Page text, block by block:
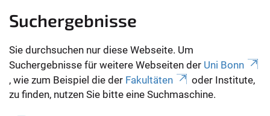
Suchergebnisse
Sie durchsuchen nur diese Webseite. Um
Suchergebnisse für weitere Webseiten der Uni Bonn
, wie zum Beispiel die der Fakultäten
oder Institute,
zu finden, nutzen Sie bitte eine Suchmaschine.